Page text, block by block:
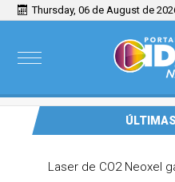
Thursday, 06 de August de
Comunidade de
regularização de débitos